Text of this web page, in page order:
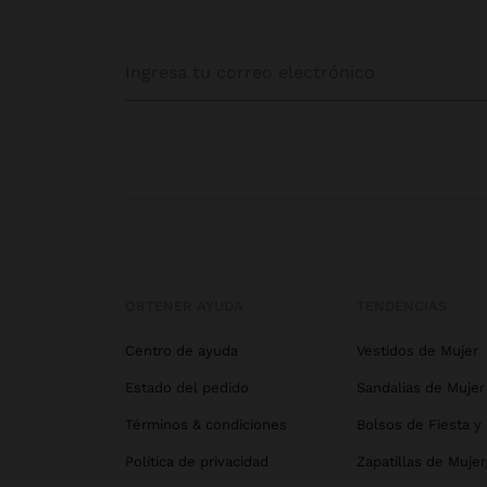
Centro de ayuda
Estado del pedido
Términos & condiciones
Política de privacidad
Vestidos de Mujer
Sandalias de Mujer
Bolsos de Fiesta y
Zapatillas de Mujer